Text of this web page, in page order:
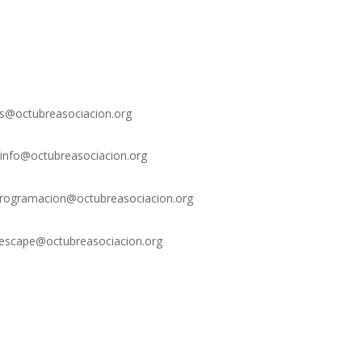
info@octubreasociacion.org
escape@octubreasociacion.org